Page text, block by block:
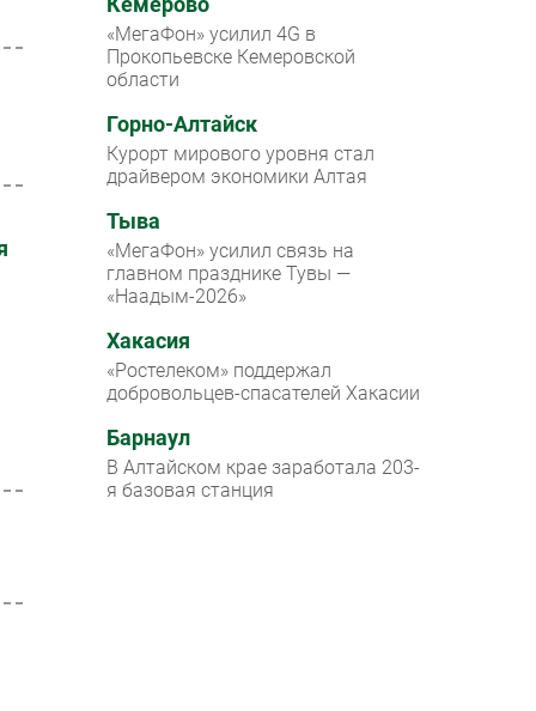
Кемерово
«МегаФон» усилил 4G в
Прокопьевске Кемеровской
области
Горно-Алтайск
Курорт мирового уровня стал
драйвером экономики Алтая
Тыва
«МегаФон» усилил связь на
главном празднике Тувы —
«Наадым-2026»
Хакасия
«Ростелеком» поддержал
добровольцев-спасателей Хакасии
Барнаул
В Алтайском крае заработала 203-
я базовая станция